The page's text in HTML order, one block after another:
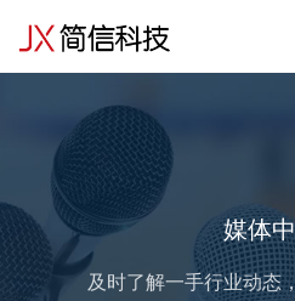
媒体
及时了解一手行业动态